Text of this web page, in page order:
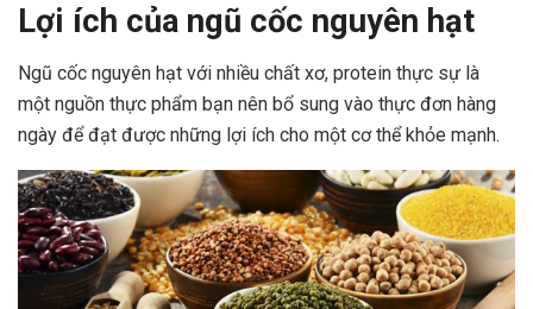
Lợi ích của ngũ cốc nguyên hạt
Ngũ cốc nguyên hạt với nhiều chất xơ, protein thực sự là
một nguồn thực phẩm bạn nên bổ sung vào thực đơn hàng
ngày để đạt được những lợi ích cho một cơ thể khỏe mạnh.